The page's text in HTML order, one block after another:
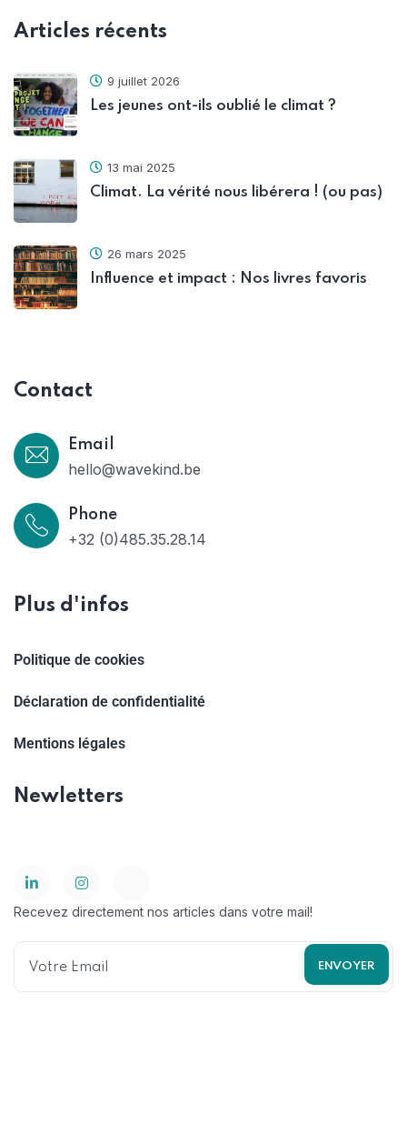
Articles récents
9 juillet 2026
Les jeunes ont-ils oublié le climat ?
13 mai 2025
Climat. La vérité nous libérera ! (ou pas)
26 mars 2025
Influence et impact : Nos livres favoris
Contact
Email
hello@wavekind.be
Phone
+32 (0)485.35.28.14
Plus d'infos
Politique de cookies
Déclaration de confidentialité
Mentions légales
Newletters
Recevez directement nos articles dans votre mail!